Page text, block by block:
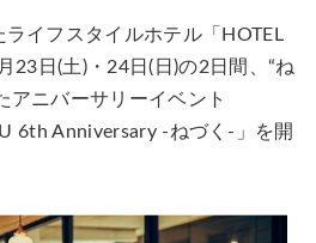
イフスタイルホテル「HOTEL
23日(土)・24日(日)の2日間、“ね
アニバーサリーイベント
6th Anniversary -ねづく-」を開